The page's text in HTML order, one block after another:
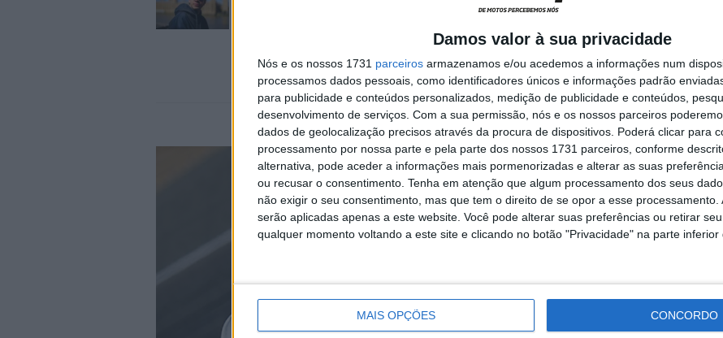
Damos valor à sua privacidade
Nós e os nossos 1731 parceiros armazenamos e/ou acedemos a informações num
processamos dados pessoais, como identificadores únicos e informações padrão
para publicidade e conteúdos personalizados, medição de publicidade e conteúdos,
desenvolvimento de serviços. Com a sua permissão, nós e os nossos parceiros
dados de geolocalização precisos através da procura de dispositivos. Poderá clicar para
processamento por nossa parte e pela parte dos nossos 1731 parceiros, conforme
alternativa, pode aceder a informações mais pormenorizadas e alterar as suas
ou recusar o consentimento. Tenha em atenção que algum processamento dos seus
não exigir o seu consentimento, mas que tem o direito de se opor a esse processamento.
serão aplicadas apenas a este website. Você pode alterar suas preferências ou retirar
qualquer momento voltando a este site e clicando no botão "Privacidade" na parte inferior
MAIS OPÇÕES CONCORDO
várias opções em cima da
mesa’
6 AGOSTO, 2026